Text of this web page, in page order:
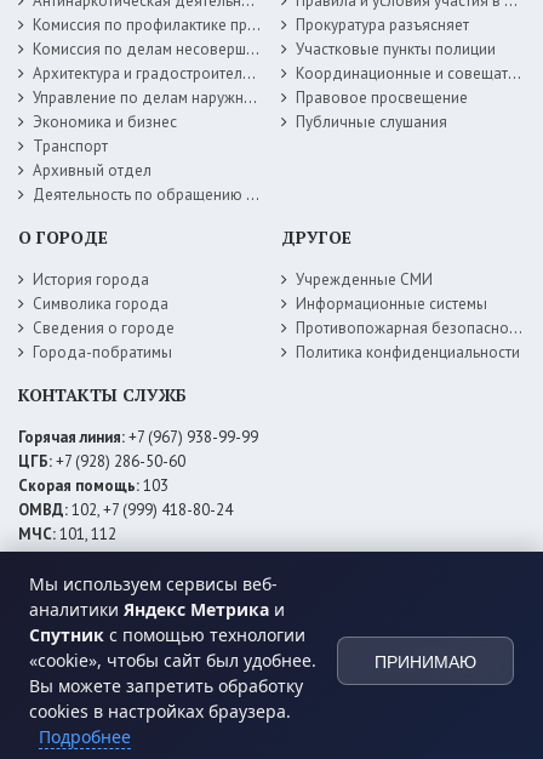
Мы используем сервисы веб-
аналитики Яндекс Метрика и
Спутник с помощью технологии
«cookie», чтобы сайт был удобнее.
Вы можете запретить обработку
cookies в настройках браузера.
Подробнее
ПРИНИМАЮ
Комиссия по профилактике правонарушений
Комиссия по делам несовершеннолетних
Архитектура и градостроительство
Управление по делам наружной рекламы
Экономика и бизнес
Транспорт
Архивный отдел
Деятельность по обращению с животными без владельцев
Прокуратура разъясняет
Участковые пункты полиции
Координационные и совещательные органы
Правовое просвещение
Публичные слушания
О ГОРОДЕ
История города
Символика города
Сведения о городе
Города-побратимы
ДРУГОЕ
Учрежденные СМИ
Информационные системы
Противопожарная безопасность
Политика конфиденциальности
КОНТАКТЫ СЛУЖБ
Горячая линия:+7 (967) 938-99-99
ЦГБ:+7 (928) 286-50-60
Скорая помощь:103
ОМВД:102, +7 (999) 418-80-24
МЧС:101, 112
ЕДДС:+7 (928) 576-09-83
Электросети:+7 (800) 220-02-20
Даггаз:+7 (928) 980-64-04
Горводоснаб: +7 (928) 559-59-74
Теплоснаб: +7 (928) 873-27-09
МФЦ:+7 (938) 777-82-44
© 2026 Администрация